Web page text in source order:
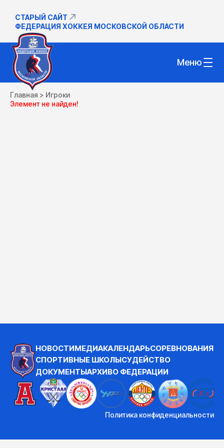
СТАРЫЙ САЙТ
ФЕДЕРАЦИЯ ХОККЕЯ МОСКОВСКОЙ ОБЛАСТИ
Меню
Главная > Игроки
Элемент не найден!
НОВОСТИМЕДИАКАЛЕНДАРЬСОРЕВНОВАНИЯ
СПОРТИВНЫЕ ШКОЛЫСУДЕЙСТВО
ДОКУМЕНТЫАРХИВО ФЕДЕРАЦИИ
Политика конфиденциальности